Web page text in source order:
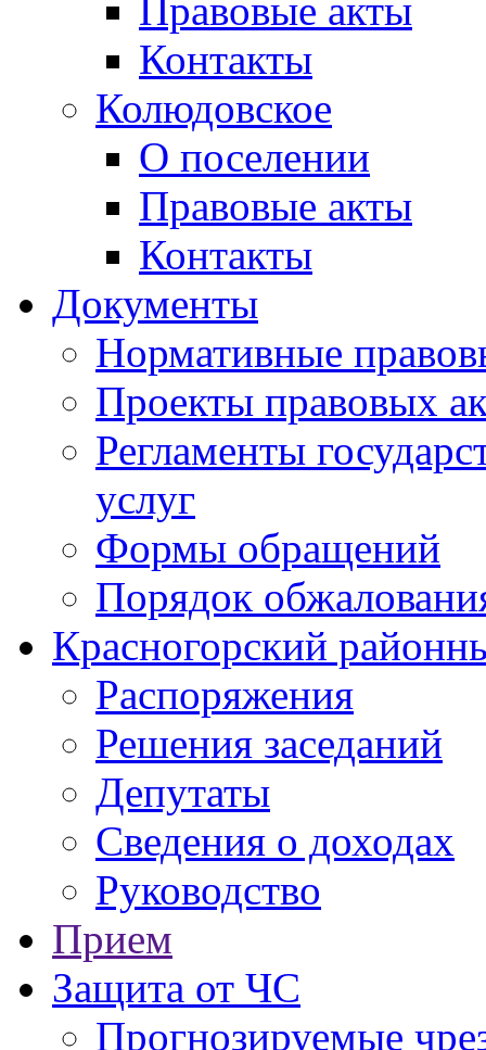
Правовые акты
Контакты
Колюдовское
О поселении
Правовые акты
Контакты
Документы
Нормативные
Проекты правовых
Регламенты
услуг
Формы обращений
Порядок
Красногорский
Распоряжения
Решения заседаний
Депутаты
Сведения о доходах
Руководство
Прием
Защита от ЧС
Прогнозируемые